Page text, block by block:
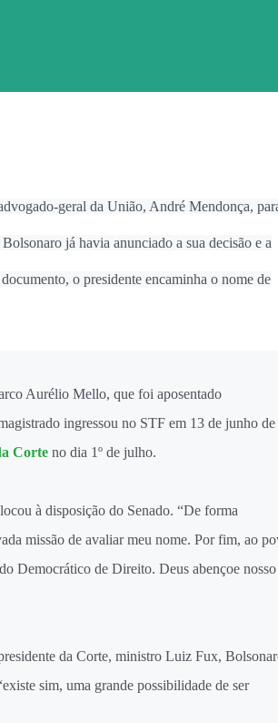
geral da União, André Mendonça,
já havia anunciado a sua decisão e a
o presidente encaminha o nome de
Aurélio Mello, que foi aposentado
ingressou no STF em 13 de junho de
Corte no dia 1º de julho.
à disposição do Senado. “De forma
missão de avaliar meu nome. Por fim, ao
Democrático de Direito. Deus abençoe nosso
da Corte, ministro Luiz Fux,
sim, uma grande possibilidade de ser